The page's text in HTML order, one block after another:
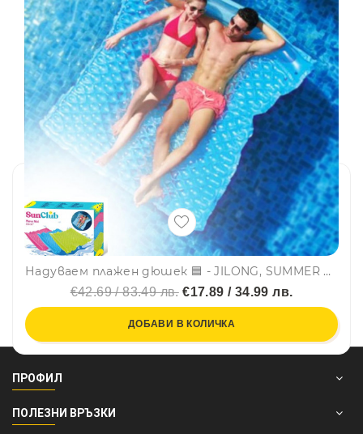
Надуваем плажен дюшек 🟦 - JILONG, SUMMER ENJOY 37507
€42.69 / 83.49 лв.€17.89 / 34.99 лв.
ДОБАВИ В КОЛИЧКА
ПРОФИЛ
ПОЛЕЗНИ ВРЪЗКИ